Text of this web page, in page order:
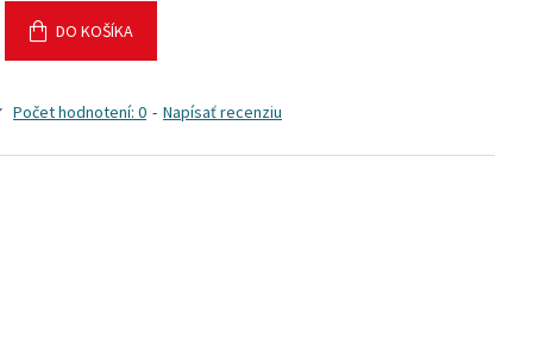
Počet hodnotení: 0 - Napísať recenziu
DO KOŠÍKA